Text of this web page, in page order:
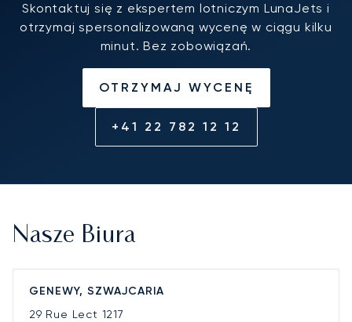
Skontaktuj się z ekspertem lotniczym LunaJets i
otrzymaj spersonalizowaną wycenę w ciągu kilku
minut. Bez zobowiązań.
OTRZYMAJ WYCENĘ
+41 22 782 12 12
Nasze Biura
GENEWY, SZWAJCARIA
29 Rue Lect 1217